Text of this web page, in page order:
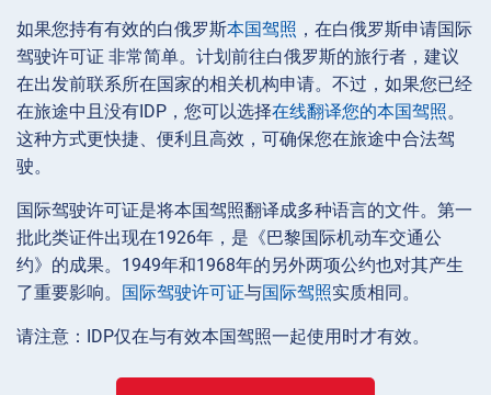
如果您持有有效的白俄罗斯本国驾照 ，在白俄罗斯申请国际
驾驶许可证 非常简单。计划前往白俄罗斯的旅行者，建议
在出发前联系所在国家的相关机构申请。不过，如果您已经
在旅途中且没有IDP，您可以选择在线翻译您的本国驾照。
这种方式更快捷、便利且高效，可确保您在旅途中合法驾
驶。
国际驾驶许可证是将本国驾照翻译成多种语言的文件。第一
批此类证件出现在1926年，是《巴黎国际机动车交通公
约》的成果。1949年和1968年的另外两项公约也对其产生
了重要影响。
国际驾驶许可证与国际驾照实质相同。
请注意：IDP仅在与有效本国驾照一起使用时才有效。